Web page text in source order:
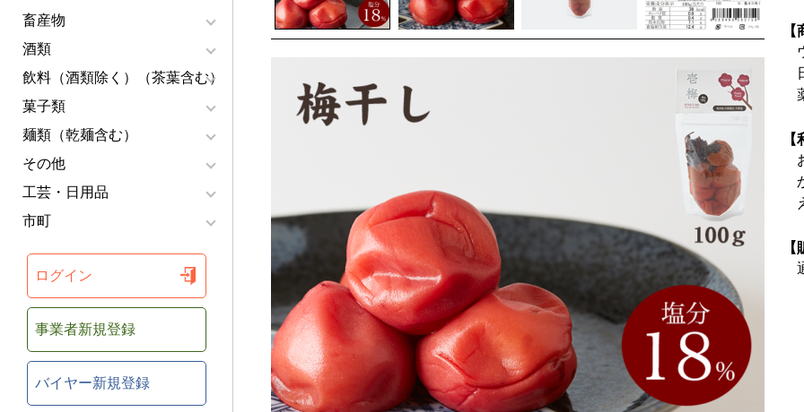
畜産物
酒類
飲料（酒類除く）（茶葉含む）
菓子類
麺類（乾麺含む）
その他
工芸・日用品
市町
ログイン
事業者新規登録
バイヤー新規登録